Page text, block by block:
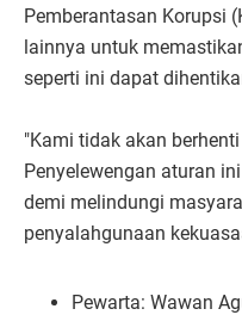
Pemberantasan Korupsi
lainnya untuk
seperti ini dapat
"Kami tidak akan
Penyelewengan aturan
demi melindungi
penyalahgunaan
Pewarta: Wawan